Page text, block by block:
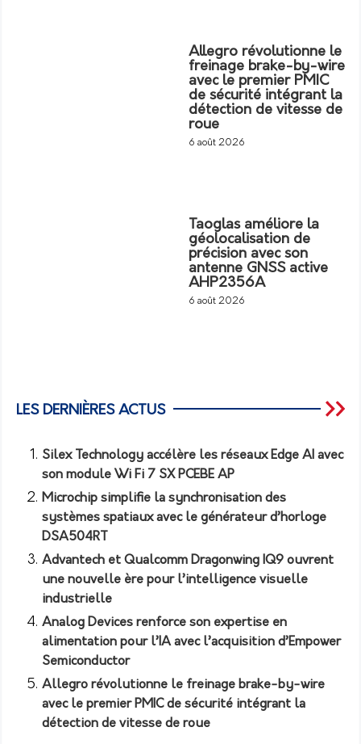
Allegro révolutionne le
freinage brake-by-wire
avec le premier PMIC
de sécurité intégrant la
détection de vitesse de
roue
6 août 2026
Taoglas améliore la
géolocalisation de
précision avec son
antenne GNSS active
AHP2356A
6 août 2026
LES DERNIÈRES ACTUS
Silex Technology accélère les réseaux Edge AI avec
son module Wi Fi 7 SX PCEBE AP
Microchip simplifie la synchronisation des
systèmes spatiaux avec le générateur d’horloge
DSA504RT
Advantech et Qualcomm Dragonwing IQ9 ouvrent
une nouvelle ère pour l’intelligence visuelle
industrielle
Analog Devices renforce son expertise en
alimentation pour l’IA avec l’acquisition d’Empower
Semiconductor
Allegro révolutionne le freinage brake-by-wire
avec le premier PMIC de sécurité intégrant la
détection de vitesse de roue